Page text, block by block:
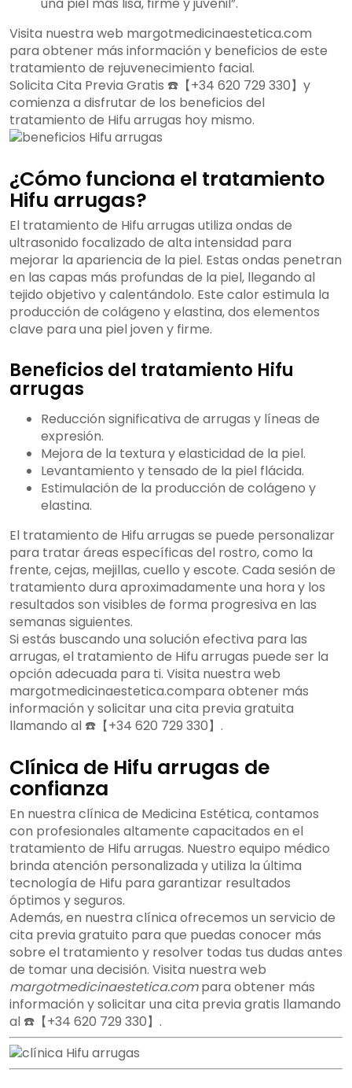
una piel más lisa, firme y juvenil”.
Visita nuestra web margotmedicinaestetica.com
para obtener más información y beneficios de este
tratamiento de rejuvenecimiento facial.
Solicita Cita Previa Gratis ☎️【+34 620 729 330】y
comienza a disfrutar de los beneficios del
tratamiento de Hifu arrugas hoy mismo.
¿Cómo funciona el tratamiento
Hifu arrugas?
El tratamiento de Hifu arrugas utiliza ondas de
ultrasonido focalizado de alta intensidad para
mejorar la apariencia de la piel. Estas ondas penetran
en las capas más profundas de la piel, llegando al
tejido objetivo y calentándolo. Este calor estimula la
producción de colágeno y elastina, dos elementos
clave para una piel joven y firme.
Beneficios del tratamiento Hifu
arrugas
Reducción significativa de arrugas y líneas de
expresión.
Mejora de la textura y elasticidad de la piel.
Levantamiento y tensado de la piel flácida.
Estimulación de la producción de colágeno y
elastina.
El tratamiento de Hifu arrugas se puede personalizar
para tratar áreas específicas del rostro, como la
frente, cejas, mejillas, cuello y escote. Cada sesión de
tratamiento dura aproximadamente una hora y los
resultados son visibles de forma progresiva en las
semanas siguientes.
Si estás buscando una solución efectiva para las
arrugas, el tratamiento de Hifu arrugas puede ser la
opción adecuada para ti. Visita nuestra web
margotmedicinaestetica.compara obtener más
información y solicitar una cita previa gratuita
llamando al ☎️【+34 620 729 330】.
Clínica de Hifu arrugas de
confianza
En nuestra clínica de Medicina Estética, contamos
con profesionales altamente capacitados en el
tratamiento de Hifu arrugas. Nuestro equipo médico
brinda atención personalizada y utiliza la última
tecnología de Hifu para garantizar resultados
óptimos y seguros.
Además, en nuestra clínica ofrecemos un servicio de
cita previa gratuito para que puedas conocer más
sobre el tratamiento y resolver todas tus dudas antes
de tomar una decisión. Visita nuestra web
margotmedicinaestetica.compara obtener más
información y solicitar una cita previa gratis llamando
al ☎️【+34 620 729 330】.